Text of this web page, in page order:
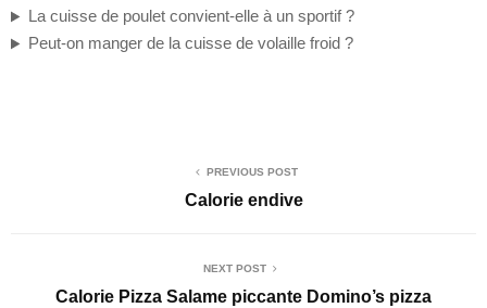
La cuisse de poulet convient-elle à un sportif ?
Peut-on manger de la cuisse de volaille froid ?
PREVIOUS POST
Calorie endive
NEXT POST
Calorie Pizza Salame piccante Domino’s pizza